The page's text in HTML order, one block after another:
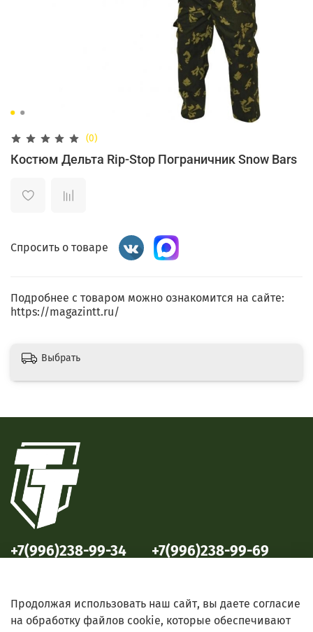
(0)
Костюм Дельта Rip-Stop Пограничник Snow Bars
Спросить о товаре
Подробнее с товаром можно ознакомится на сайте:
https://magazintt.ru/
Выбрать
+7(996)238-99-34 +7(996)238-99-69
Продолжая использовать наш сайт, вы даете согласие
на обработку файлов cookie, которые обеспечивают